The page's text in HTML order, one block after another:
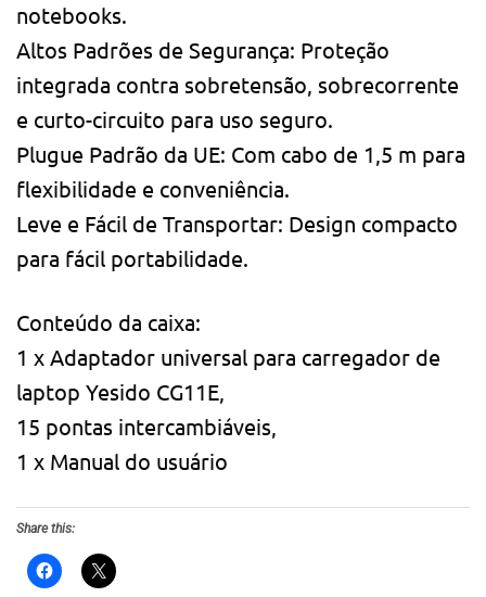
notebooks.
Altos Padrões de Segurança: Proteção
integrada contra sobretensão, sobrecorrente
e curto-circuito para uso seguro.
Plugue Padrão da UE: Com cabo de 1,5 m para
flexibilidade e conveniência.
Leve e Fácil de Transportar: Design compacto
para fácil portabilidade.
Conteúdo da caixa:
1 x Adaptador universal para carregador de
laptop Yesido CG11E,
15 pontas intercambiáveis,
1 x Manual do usuário
Share this: